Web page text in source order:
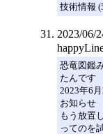
技術情報
2023/06/
恐竜図鑑
たんです
2023年6月
お知らせ
もう放置
ってのを